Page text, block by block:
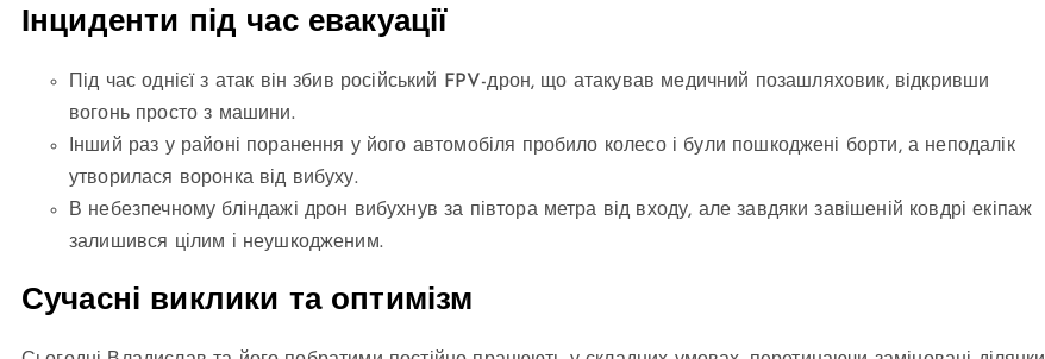
Інциденти під час евакуації
Під час однієї з атак він збив російський FPV-дрон, що атакував медичний позашляховик, відкривши
вогонь просто з машини.
Інший раз у районі поранення у його автомобіля пробило колесо і були пошкоджені борти, а неподалік
утворилася воронка від вибуху.
В небезпечному бліндажі дрон вибухнув за півтора метра від входу, але завдяки завішеній ковдрі екіпаж
залишився цілим і неушкодженим.
Сучасні виклики та оптимізм